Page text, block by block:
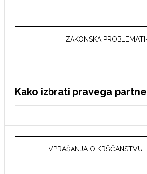
ZAKONSKA
Kako izbrati pravega
VPRAŠANJA O KRŠČANSTVU